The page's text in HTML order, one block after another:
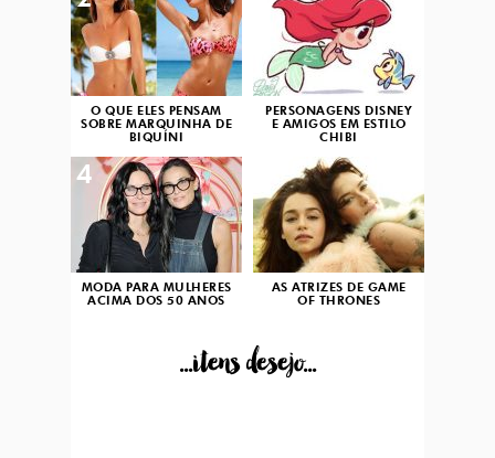
O QUE ELES PENSAM
SOBRE MARQUINHA DE
BIQUÍNI
PERSONAGENS DISNEY
E AMIGOS EM ESTILO
CHIBI
MODA PARA MULHERES
ACIMA DOS 50 ANOS
4
AS ATRIZES DE GAME
OF THRONES
...itens desejo...